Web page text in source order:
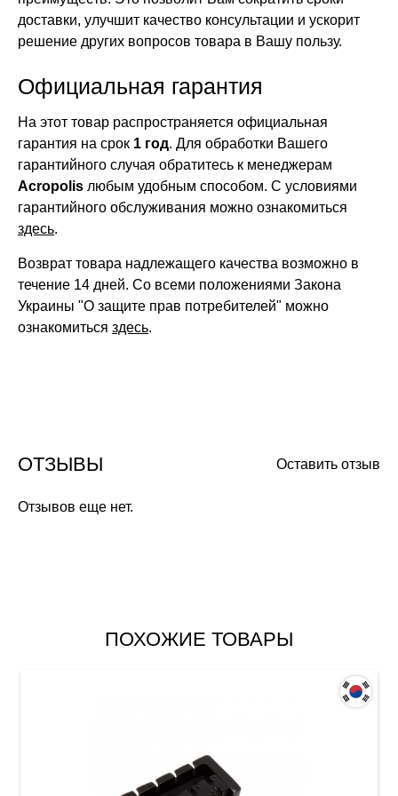
доставки, улучшит качество консультации и ускорит
решение других вопросов товара в Вашу пользу.
Официальная гарантия
На этот товар распространяется официальная
гарантия на срок 1 год. Для обработки Вашего
гарантийного случая обратитесь к менеджерам
Acropolis любым удобным способом. С условиями
гарантийного обслуживания можно ознакомиться
здесь.
Возврат товара надлежащего качества возможно в
течение 14 дней. Со всеми положениями Закона
Украины "О защите прав потребителей" можно
ознакомиться здесь.
Оставить отзыв
ОТЗЫВЫ
Отзывов еще нет.
ПОХОЖИЕ ТОВАРЫ